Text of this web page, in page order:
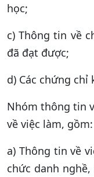
học;
c) Thông tin về
đã đạt được;
d) Các chứng chỉ
Nhóm thông tin
về việc làm, gồm:
a) Thông tin về
chức danh